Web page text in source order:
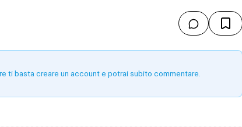
ti basta creare un account e potrai subito commentare.